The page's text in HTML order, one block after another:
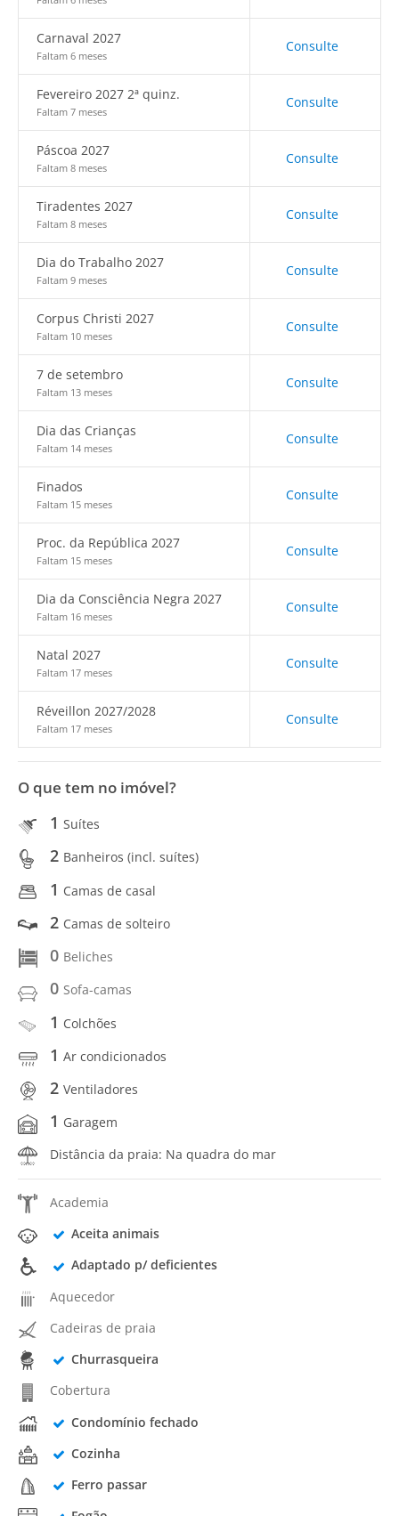
Carnaval 2027
Faltam 6 meses
Consulte
Fevereiro 2027 2ª quinz.
Faltam 7 meses
Consulte
Páscoa 2027
Faltam 8 meses
Consulte
Tiradentes 2027
Faltam 8 meses
Consulte
Dia do Trabalho 2027
Faltam 9 meses
Consulte
Corpus Christi 2027
Faltam 10 meses
Consulte
7 de setembro
Faltam 13 meses
Consulte
Dia das Crianças
Faltam 14 meses
Consulte
Finados
Faltam 15 meses
Consulte
Proc. da República 2027
Faltam 15 meses
Consulte
Dia da Consciência Negra 2027
Faltam 16 meses
Consulte
Natal 2027
Faltam 17 meses
Consulte
Réveillon 2027/2028
Faltam 17 meses
Consulte
O que tem no imóvel?
1 Suítes
2 Banheiros (incl. suítes)
1 Camas de casal
2 Camas de solteiro
0 Beliches
0 Sofa-camas
1 Colchões
1 Ar condicionados
2 Ventiladores
1 Garagem
Distância da praia: Na quadra do mar
Academia
Aceita animais
Adaptado p/ deficientes
Aquecedor
Cadeiras de praia
Churrasqueira
Cobertura
Condomínio fechado
Cozinha
Ferro passar